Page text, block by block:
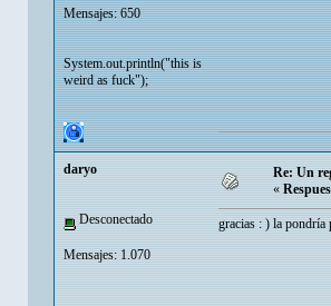
Mensajes: 650
System.out.println("this is
weird as fuck ");
daryo
Desconectado
Mensajes: 1.070
Re: Un
«
gracias : ) la pondría